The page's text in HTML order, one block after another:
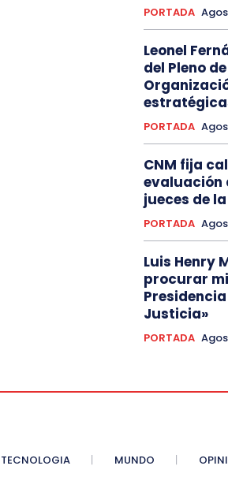
PORTADA
Leonel
del Pleno
PORTADA
CNM fija
evaluación
jueces de
PORTADA
Luis Henry
procurar
Justicia»
PORTADA
TECNOLOGIA MUNDO